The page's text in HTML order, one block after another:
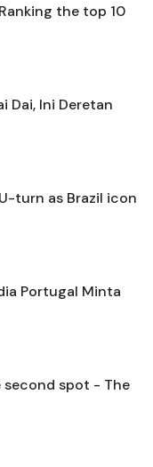
the top 10
Dai, Ini Deretan
turn as Brazil icon
Portugal Minta
spot - The